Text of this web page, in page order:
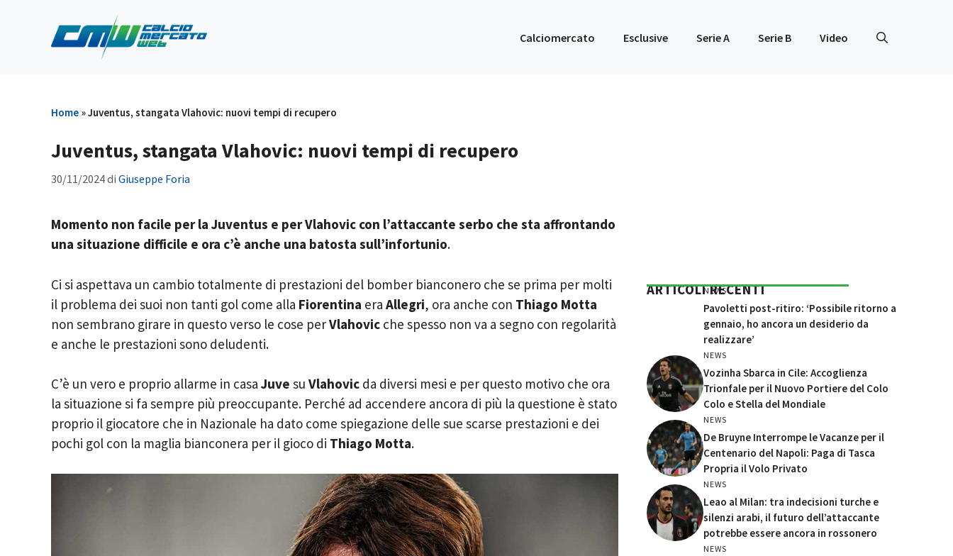
contenuto
Calciomercato Esclusive Serie A Serie B Video
Home »Juventus, stangata Vlahovic: nuovi tempi di recupero
Juventus, stangata Vlahovic: nuovi tempi di recupero
30/11/2024di Giuseppe Foria
Momento non facile per la Juventus e per Vlahovic con l’attaccante serbo che sta affrontando
una situazione difficile e ora c’è anche una batosta sull’infortunio.
Ci si aspettava un cambio totalmente di prestazioni del bomber bianconero che se prima per molti
il problema dei suoi non tanti gol come alla Fiorentina era Allegri, ora anche con Thiago Motta
non sembrano girare in questo verso le cose perVlahovic che spesso non va a segno con regolarità
e anche le prestazioni sono deludenti.
C’è un vero e proprio allarme in casa Juve su Vlahovic da diversi mesi e per questo motivo che ora
la situazione si fa sempre più preoccupante. Perché ad accendere ancora di più la questione è stato
proprio il giocatore che in Nazionale ha dato come spiegazione delle sue scarse prestazioni e dei
pochi gol con la maglia bianconera per il gioco di Thiago Motta.
ARTICOLI RECENTI
NEWS
Pavoletti post-ritiro: ‘Possibile ritorno a
gennaio, ho ancora un desiderio da
realizzare’
NEWS
Vozinha Sbarca in Cile: Accoglienza
Trionfale per il Nuovo Portiere del Colo
Colo e Stella del Mondiale
NEWS
De Bruyne Interrompe le Vacanze per il
Centenario del Napoli: Paga di Tasca
Propria il Volo Privato
NEWS
Leao al Milan: tra indecisioni turche e
silenzi arabi, il futuro dell’attaccante
potrebbe essere ancora in rossonero
NEWS